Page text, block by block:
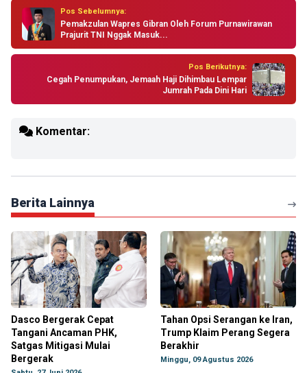
Pos Sebelumnya:
Pemakzulan Wapres Gibran Oleh Forum Purnawirawan
Prajurit TNI Nggak Masuk...
Pos Berikutnya:
Cegah Penumpukan, Jemaah Haji Dihimbau Lempar
Jumrah Pada Dini Hari
Komentar:
Berita Lainnya
Dasco Bergerak Cepat
Tangani Ancaman PHK,
Satgas Mitigasi Mulai
Bergerak
Tahan Opsi Serangan ke Iran,
Trump Klaim Perang Segera
Berakhir
Minggu, 09 Agustus 2026